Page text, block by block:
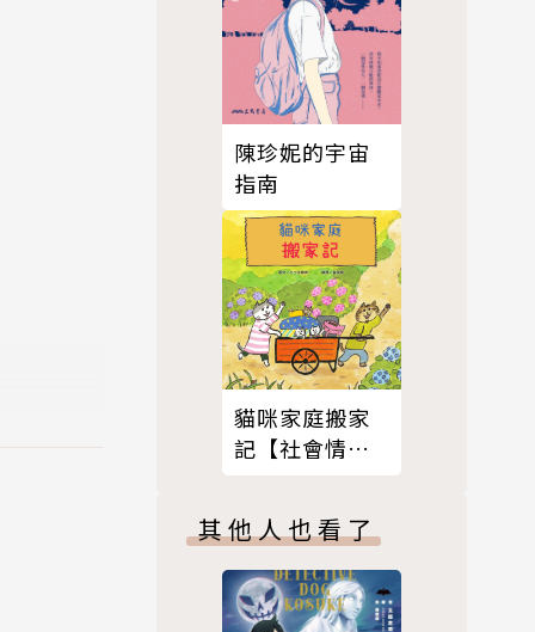
陳珍妮的宇宙
指南
貓咪家庭搬家
記【社會情緒
其他人也看了